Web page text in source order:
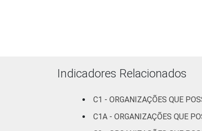
Tecnologias de Informação e
Indicadores Relacionados
C1 - ORGANIZAÇÕES QUE
C1A - ORGANIZAÇÕES QUE